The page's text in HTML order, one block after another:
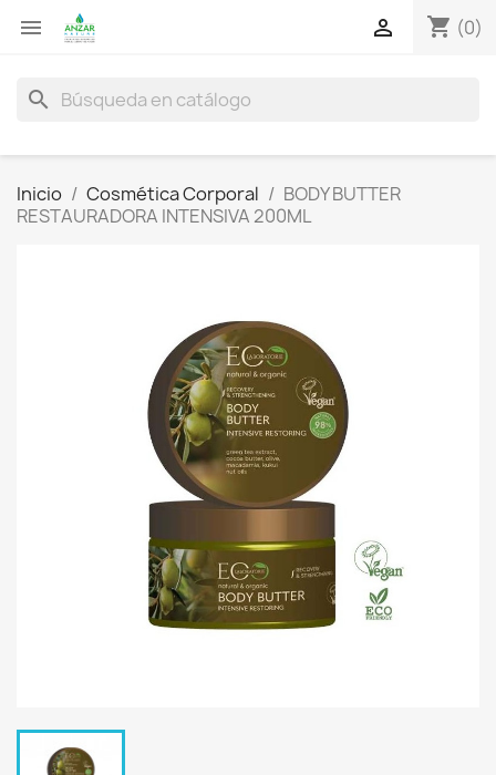
 shopping_cart (0)

search
Inicio Cosmética Corporal
BODY BUTTER
RESTAURADORA INTENSIVA 200ML